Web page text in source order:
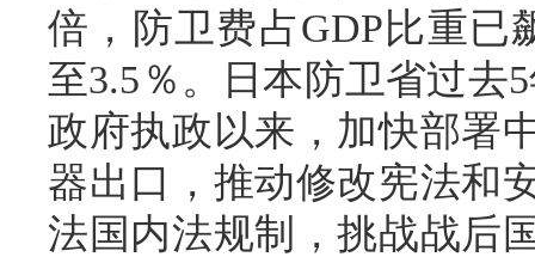
倍，防卫费占GDP比重已
至3.5％。日本防卫省过去
政府执政以来，加快部署
器出口，推动修改宪法和
法国内法规制，挑战战后